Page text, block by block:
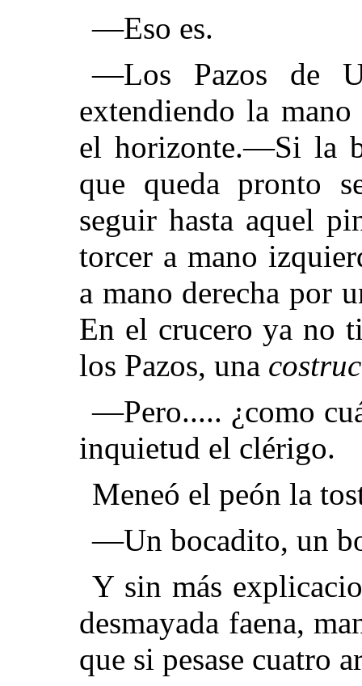
—Eso es.
—Los Pazos de
extendiendo la
el horizonte.—Si la
que queda pronto
seguir hasta aquel
torcer a mano
a mano derecha por
En el crucero ya no
los Pazos, una
—Pero..... ¿como
inquietud el clérigo.
Meneó el peón la
—Un bocadito, un
Y sin más
desmayada faena,
que si pesase cuatro